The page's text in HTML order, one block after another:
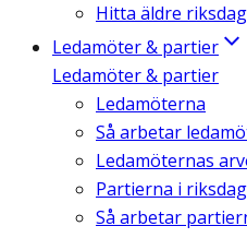
Hitta äldre
Ledamöter & partier
Ledamöter & partier
Ledamöterna
Så arbetar
Ledamöternas
Partierna i
Så arbetar